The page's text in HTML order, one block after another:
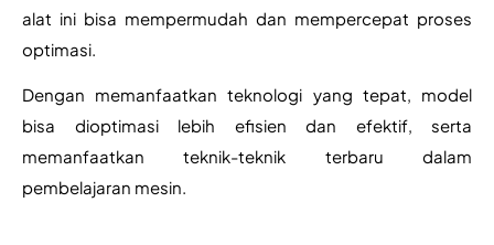
alat ini bisa mempermudah dan mempercepat proses
optimasi.
Dengan memanfaatkan teknologi yang tepat, model
bisa dioptimasi lebih efisien dan efektif, serta
memanfaatkan teknik-teknik terbaru dalam
pembelajaran mesin.